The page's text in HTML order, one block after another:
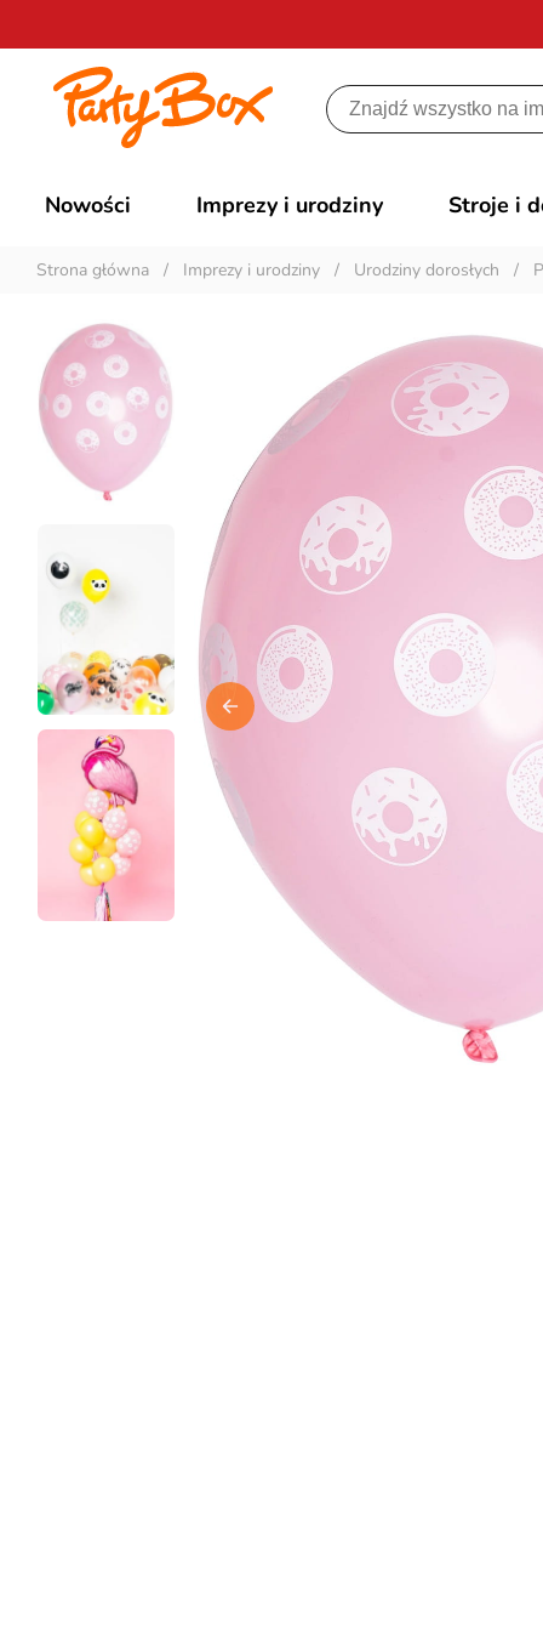
Nowości Imprezy i urodziny Stroje i
Strona główna / Imprezy i urodziny / Urodziny dorosłych /